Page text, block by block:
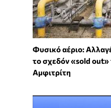
Φυσικό αέριο:
το σχεδόν «sold out»
Αμφιτρίτη